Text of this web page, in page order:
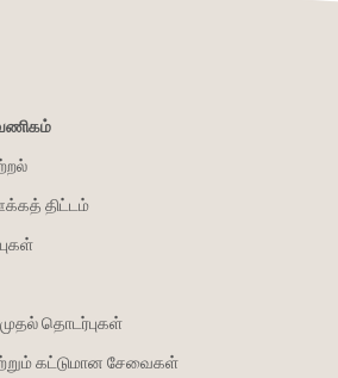
திட்டம்
தொடர்புகள்
கட்டுமான சேவைகள்